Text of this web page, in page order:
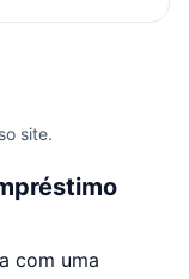
site.
com uma